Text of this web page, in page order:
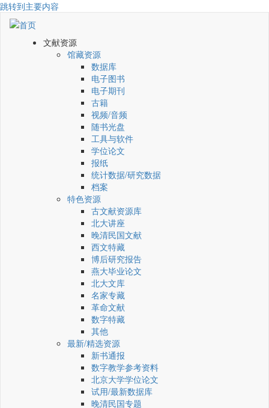
跳转到主要内容
文献资源
馆藏资源
数据库
电子图书
电子期刊
古籍
视频/音频
随书光盘
工具与软件
学位论文
报纸
统计数据/研究数据
档案
特色资源
古文献资源库
北大讲座
晚清民国文献
西文特藏
博后研究报告
燕大毕业论文
北大文库
名家专藏
革命文献
数字特藏
其他
最新/精选资源
新书通报
数字教学参考资料
北京大学学位论文
试用/最新数据库
晚清民国专题